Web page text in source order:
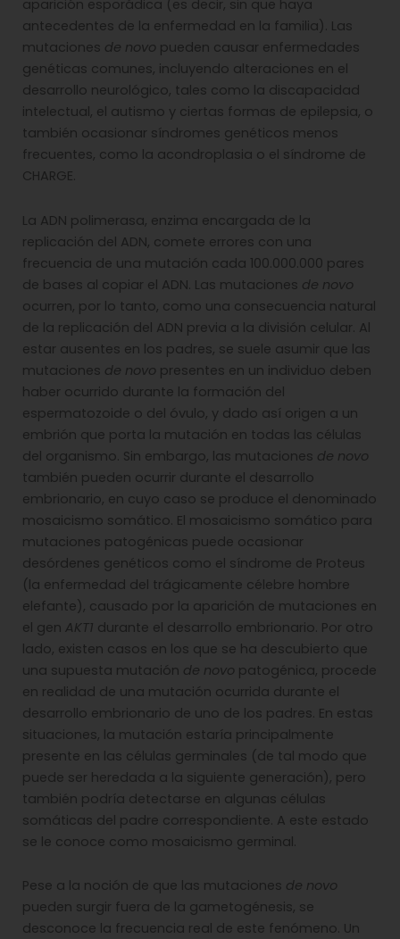
aparición esporádica (es decir, sin que haya
antecedentes de la enfermedad en la familia). Las
mutaciones de novo pueden causar enfermedades
genéticas comunes, incluyendo alteraciones en el
desarrollo neurológico, tales como la discapacidad
intelectual, el autismo y ciertas formas de epilepsia, o
también ocasionar síndromes genéticos menos
frecuentes, como la acondroplasia o el síndrome de
CHARGE.
La ADN polimerasa, enzima encargada de la
replicación del ADN, comete errores con una
frecuencia de una mutación cada 100.000.000 pares
de bases al copiar el ADN. Las mutaciones de novo
ocurren, por lo tanto, como una consecuencia natural
de la replicación del ADN previa a la división celular. Al
estar ausentes en los padres, se suele asumir que las
mutaciones de novo presentes en un individuo deben
haber ocurrido durante la formación del
espermatozoide o del óvulo, y dado así origen a un
embrión que porta la mutación en todas las células
del organismo. Sin embargo, las mutaciones de novo
también pueden ocurrir durante el desarrollo
embrionario, en cuyo caso se produce el denominado
mosaicismo somático. El mosaicismo somático para
mutaciones patogénicas puede ocasionar
desórdenes genéticos como el síndrome de Proteus
(la enfermedad del trágicamente célebre hombre
elefante), causado por la aparición de mutaciones en
el gen AKT1 durante el desarrollo embrionario. Por otro
lado, existen casos en los que se ha descubierto que
una supuesta mutación de novo patogénica, procede
en realidad de una mutación ocurrida durante el
desarrollo embrionario de uno de los padres. En estas
situaciones, la mutación estaría principalmente
presente en las células germinales (de tal modo que
puede ser heredada a la siguiente generación), pero
también podría detectarse en algunas células
somáticas del padre correspondiente. A este estado
se le conoce como mosaicismo germinal.
Pese a la noción de que las mutaciones de novo
pueden surgir fuera de la gametogénesis, se
desconoce la frecuencia real de este fenómeno. Un